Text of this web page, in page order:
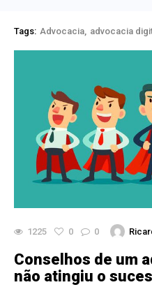
Tags: Advocacia advocacia
1225 0 0
Conselhos de um
não atingiu o